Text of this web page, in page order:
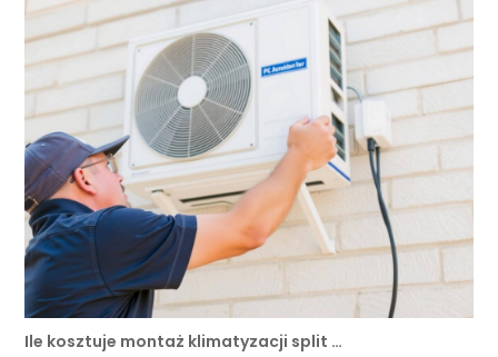
Ile kosztuje montaż klimatyzacji split …